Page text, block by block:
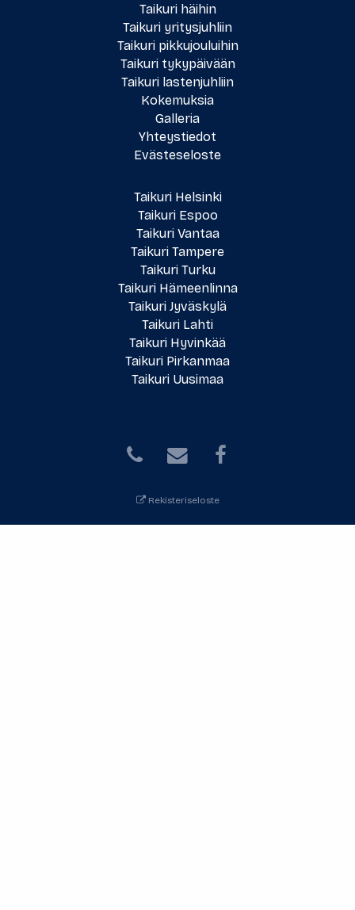
Taikuri häihin
Taikuri yritysjuhliin
Taikuri pikkujouluihin
Taikuri tykypäivään
Taikuri lastenjuhliin
Kokemuksia
Galleria
Yhteystiedot
Evästeseloste
Taikuri Helsinki
Taikuri Espoo
Taikuri Vantaa
Taikuri Tampere
Taikuri Turku
Taikuri Hämeenlinna
Taikuri Jyväskylä
Taikuri Lahti
Taikuri Hyvinkää
Taikuri Pirkanmaa
Taikuri Uusimaa
Rekisteriseloste